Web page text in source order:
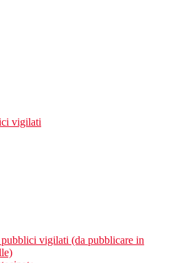
vigilati
vigilati (da pubblicare in